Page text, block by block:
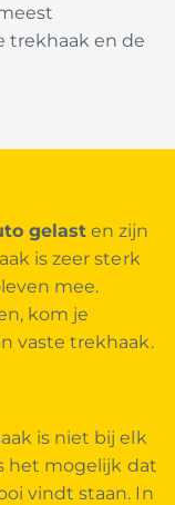
trekhaak en de
gelast en zijn
is zeer sterk
mee.
kom je
vaste trekhaak.
is niet bij elk
het mogelijk dat
vindt staan. In